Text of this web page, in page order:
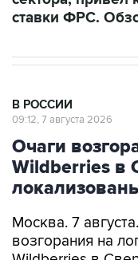
ставки ФРС.
В РОССИИ
09:12, 7 августа 2026
Очаги
Wildberries в
Москва. 7
возгорания на